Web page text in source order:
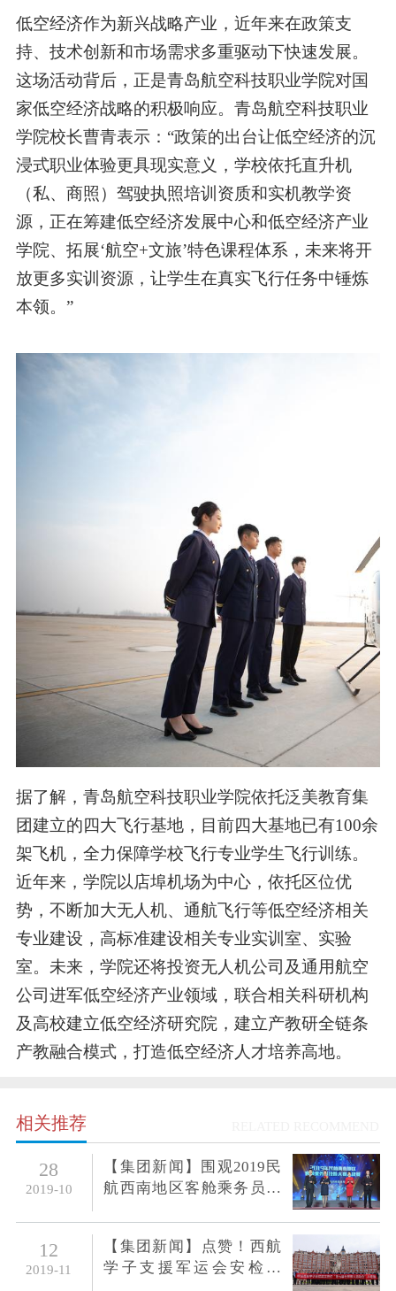
低空经济作为新兴战略产业，近年来在政策支
持、技术创新和市场需求多重驱动下快速发展。
这场活动背后，正是青岛航空科技职业学院对国
家低空经济战略的积极响应。 青岛航空科技职业
学院校长曹青表示：“政策的出台让低空经济的沉
浸式职业体验更具现实意义，学校依托直升机
（私、商照）驾驶执照培训资质和实机教学资
源，正在筹建低空经济发展中心和低空经济产业
学院、拓展‘航空+文旅’特色课程体系，未来将开
放更多实训资源，让学生在真实飞行任务中锤炼
本领。”
据了解， 青岛航空科技职业学院依托泛美教育集
团建立的四大飞行基地，目前四大基地已有100余
架飞机，全力保障学校飞行专业学生飞行训练。
近年来，学院以店埠机场为中心，依托区位优
势，不断加大无人机、通航飞行等低空经济相关
专业建设，高标准建设相关专业实训室、实验
室。未来，学院还将投资无人机公司及通用航空
公司进军低空经济产业领域，联合相关科研机构
及高校建立低空经济研究院，建立产教研全链条
产教融合模式，打造低空经济人才培养高地。
相关推荐
28
2019-10
【集团新闻】围观2019民
航西南地区客舱乘务员技
12
2019-11
【集团新闻】点赞！西航
学子支援军运会安检工